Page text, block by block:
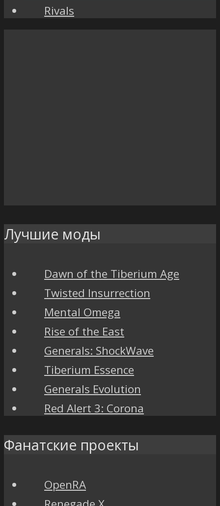
Rivals
Лучшие моды
Dawn of the Tiberium Age
Twisted Insurrection
Mental Omega
Rise of the East
Generals: ShockWave
Tiberium Essence
Generals Evolution
Red Alert 3: Corona
Фанатские проекты
OpenRA